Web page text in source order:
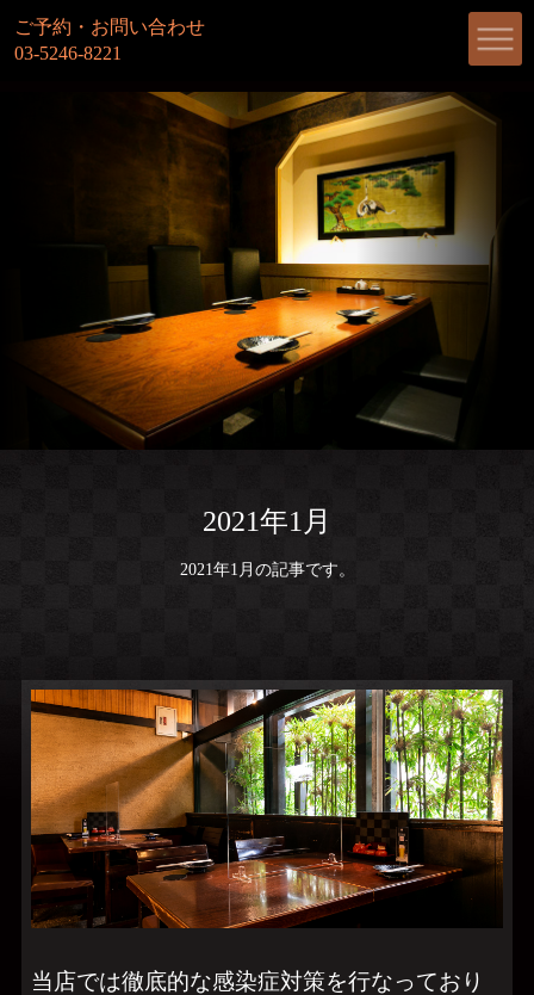
ご予約・お問い合わせ
03-5246-8221
2021年1月
2021年1月の記事です。
当店では徹底的な感染症対策を行なっており